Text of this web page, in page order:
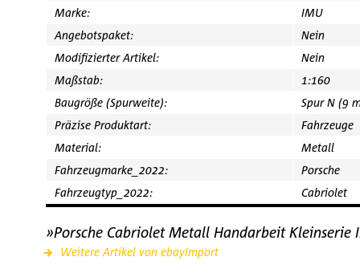
Marke:
IMU
Angebotspaket:
Nein
Modifizierter Artikel:
Nein
Maßstab:
1:160
Baugröße (Spurweite):
Spur N (9
Präzise Produktart:
Fahrzeuge
Material:
Metall
Fahrzeugmarke_2022:
Porsche
Fahrzeugtyp_2022:
Cabriolet
»Porsche Cabriolet Metall Handarbeit Kleinserie
Weitere Artikel von ebayImport